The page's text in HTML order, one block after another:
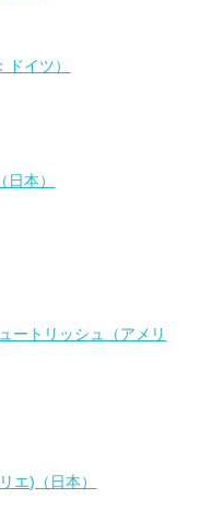
イツ）
本）
ートリッシュ（アメリ
エ)（日本）